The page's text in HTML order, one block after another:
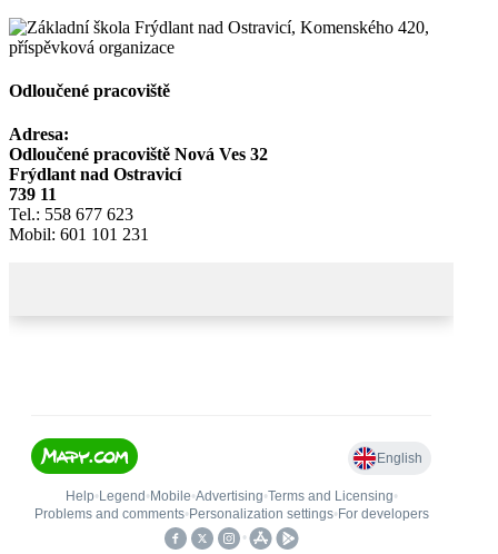
Odloučené pracoviště
Adresa:
Odloučené pracoviště Nová Ves 32
Frýdlant nad Ostravicí
739 11
Tel.: 558 677 623
Mobil: 601 101 231